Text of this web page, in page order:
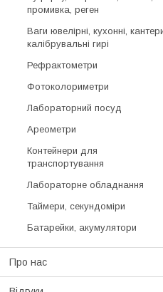
промивка, реген
Ваги ювелірні, кухонні,
калібрувальні гирі
Рефрактометри
Фотоколориметри
Лабораторний посуд
Ареометри
Контейнери для
транспортування
Лабораторне обладнання
Таймери, секундоміри
Батарейки, акумулятори
Про нас